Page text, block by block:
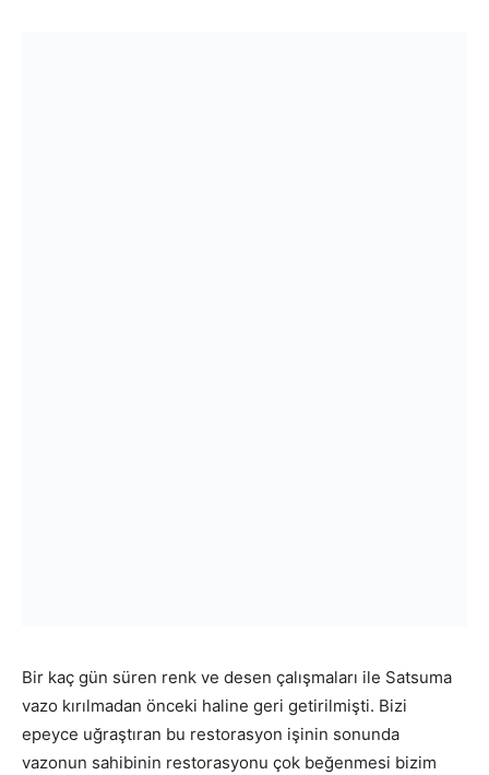
Bir kaç gün süren renk ve desen çalışmaları ile Satsuma
vazo kırılmadan önceki haline geri getirilmişti. Bizi
epeyce uğraştıran bu restorasyon işinin sonunda
vazonun sahibinin restorasyonu çok beğenmesi bizim